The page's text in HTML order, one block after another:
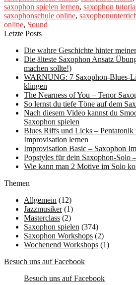
saxophon spielen lernen, saxophon
saxophonschule online,
online, Sound
Letzte Posts
Die wahre Geschichte hinter
Die älteste Saxophon Ansatz
machen sollte!)
WARNUNG: 7 Saxophon-Blues-
klingen
The Nearness of You – Tenor
So lernst du tiefe Töne auf dem
Nach diesem Video kannst du
Saxophon spielen
Blues Riffs und Licks – Pentatonik
Improvisation lernen
Improvisation Basic – Saxophon
Popstyles für dein Saxophon-Solo
Wie kann man 2 Motive im Solo
Themen
Allgemein (12)
Jazzmusiker(1)
Masterclass (2)
Saxophon spielen (374)
Saxophon Workshops (2)
Wochenend Workshops (1)
Besuch uns auf Facebook
Besuch uns auf Facebook